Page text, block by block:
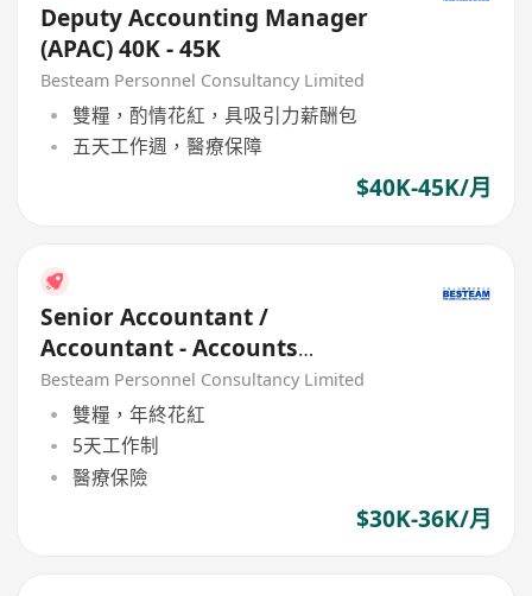
Deputy Accounting Manager
(APAC) 40K - 45K
Besteam Personnel Consultancy Limited
雙糧，酌情花紅，具吸引力薪酬包
五天工作週，醫療保障
$40K-45K/月
Senior Accountant /
Accountant - Accounts
Receivable
Besteam Personnel Consultancy Limited
雙糧，年終花紅
5天工作制
醫療保險
$30K-36K/月